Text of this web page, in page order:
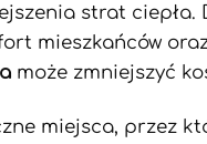
strat
mieszkańców
może zmniejszyć
miejsca, przez